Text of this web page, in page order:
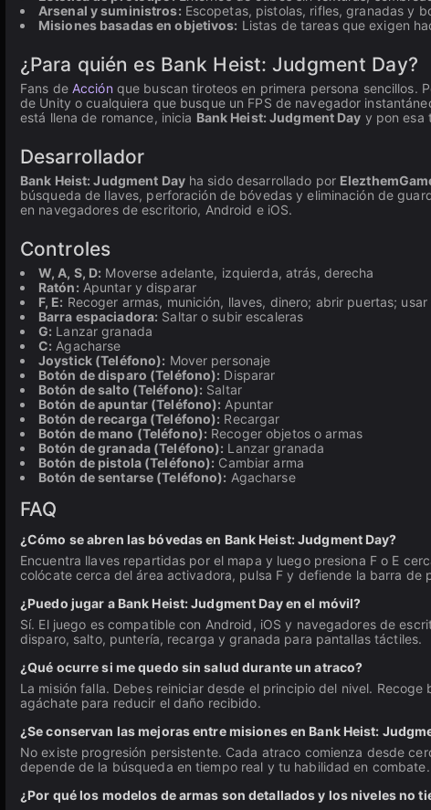
Arsenal y suministros: Escopetas, pistolas, rifles, granadas y
Misiones basadas en objetivos: Listas de tareas que exigen
¿Para quién es Bank Heist: Judgment Day?
Fans de Acción que buscan tiroteos en primera persona sencillos.
de Unity o cualquiera que busque un FPS de navegador
está llena de romance, inicia Bank Heist: Judgment Day y pon esa
Desarrollador
Bank Heist: Judgment Dayha sido desarrollado por
búsqueda de llaves, perforación de bóvedas y eliminación de
en navegadores de escritorio, Android e iOS.
Controles
W, A, S, D: Moverse adelante, izquierda, atrás, derecha
Ratón: Apuntar y disparar
F, E: Recoger armas, munición, llaves, dinero; abrir puertas;
Barra espaciadora: Saltar o subir escaleras
G: Lanzar granada
C: Agacharse
Joystick (Teléfono): Mover personaje
Botón de disparo (Teléfono): Disparar
Botón de salto (Teléfono): Saltar
Botón de apuntar (Teléfono): Apuntar
Botón de recarga (Teléfono): Recargar
Botón de mano (Teléfono): Recoger objetos o armas
Botón de granada (Teléfono): Lanzar granada
Botón de pistola (Teléfono): Cambiar arma
Botón de sentarse (Teléfono): Agacharse
FAQ
¿Cómo se abren las bóvedas en Bank Heist: Judgment Day?
Encuentra llaves repartidas por el mapa y luego presiona F o E
colócate cerca del área activadora, pulsa F y defiende la barra de
¿Puedo jugar a Bank Heist: Judgment Day en el móvil?
Sí. El juego es compatible con Android, iOS y navegadores de
disparo, salto, puntería, recarga y granada para pantallas táctiles.
¿Qué ocurre si me quedo sin salud durante un atraco?
La misión falla. Debes reiniciar desde el principio del nivel.
agáchate para reducir el daño recibido.
¿Se conservan las mejoras entre misiones en Bank Heist:
No existe progresión persistente. Cada atraco comienza desde
depende de la búsqueda en tiempo real y tu habilidad en combate.
¿Por qué los modelos de armas son detallados y los niveles no